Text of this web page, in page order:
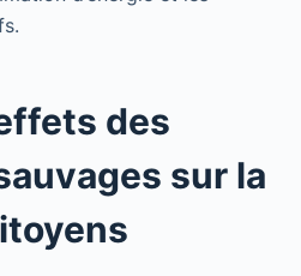
des
sur la